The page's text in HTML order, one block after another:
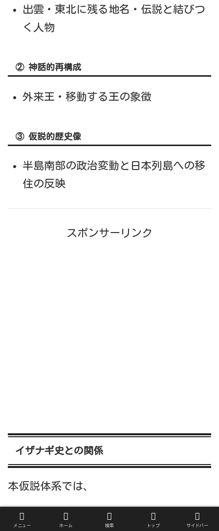
出雲・東北に残る地名・伝説と結びつ
く人物
② 神話的再構成
外来王・移動する王の象徴
③ 仮説的歴史像
半島南部の政治変動と日本列島への移
住の反映
スポンサーリンク
イザナギ史との関係
本仮説体系では、
イザナギ：海洋拡張勢力
メニュー ホーム 検索 トップ サイドバー